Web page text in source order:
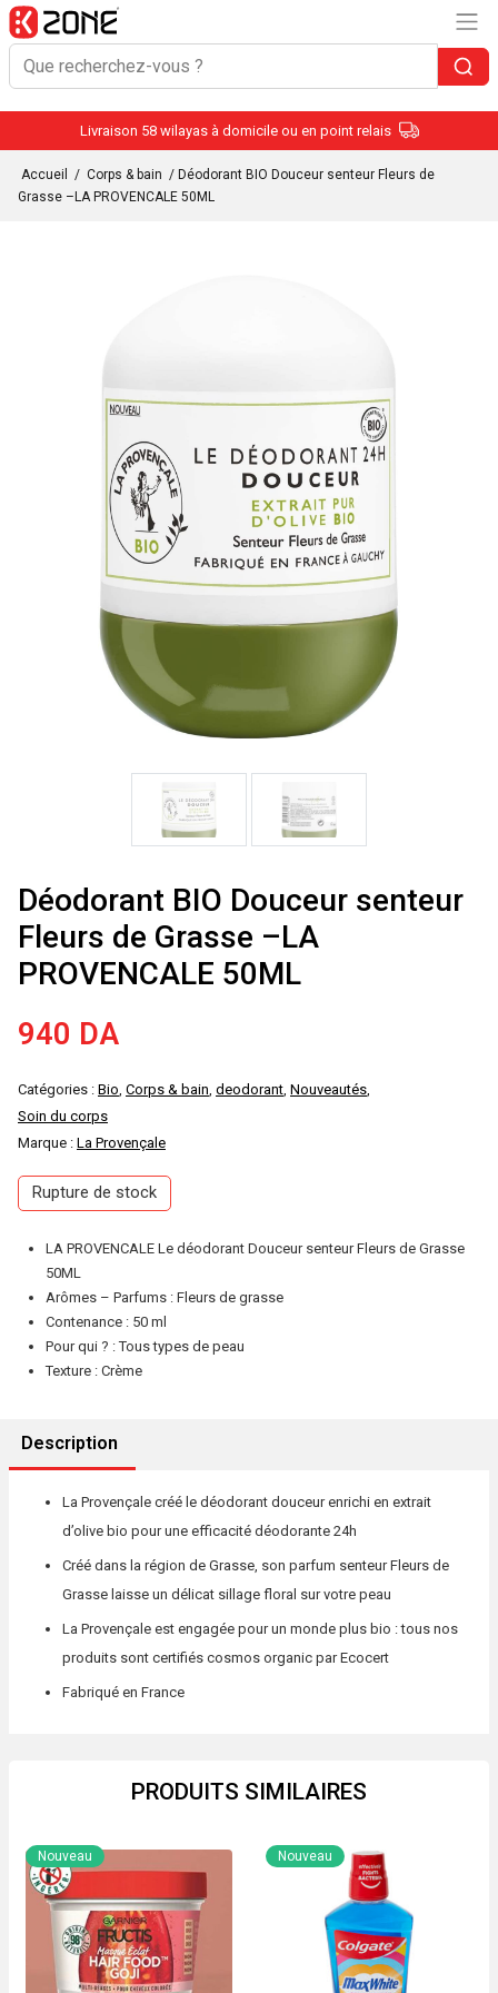
Livraison 58 wilayas à domicile ou en point relais
Accueil / Corps & bain / Déodorant BIO Douceur senteur Fleurs de
Grasse –LA PROVENCALE 50ML
Déodorant BIO Douceur senteur
Fleurs de Grasse –LA
PROVENCALE 50ML
940 DA
Catégories : Bio, Corps & bain, deodorant, Nouveautés,
Soin du corps
Marque : La Provençale
Rupture de stock
LA PROVENCALE Le déodorant Douceur senteur Fleurs de Grasse
50ML
Arômes – Parfums : Fleurs de grasse
Contenance : 50 ml
Pour qui ? : Tous types de peau
Texture : Crème
Description
La Provençale créé le déodorant douceur enrichi en extrait
d’olive bio pour une efficacité déodorante 24h
Créé dans la région de Grasse, son parfum senteur Fleurs de
Grasse laisse un délicat sillage floral sur votre peau
La Provençale est engagée pour un monde plus bio : tous nos
produits sont certifiés cosmos organic par Ecocert
Fabriqué en France
PRODUITS SIMILAIRES
Nouveau Nouveau